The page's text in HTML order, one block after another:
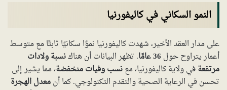
النمو السكاني في كاليفورنيا
على مدار العقد الأخير، شهدت كاليفورنيا نموًا سكانيًا ثابتًا مع متوسط
أعمار يتراوح حول 36 عامًا . تظهر البيانات أن هناكنسبة ولادات
مرتفعةفي ولاية كاليفورنيا، معنسب وفيات منخفضة، مما يشير إلى
تحسن في الرعاية الصحية والتقدم التكنولوجي. كما أنمعدل الهجرة